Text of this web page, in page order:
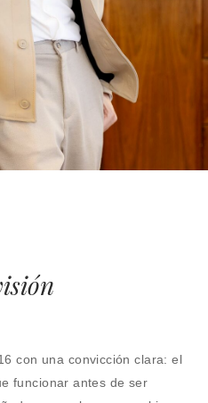
con una convicción clara: el
funcionar antes de ser